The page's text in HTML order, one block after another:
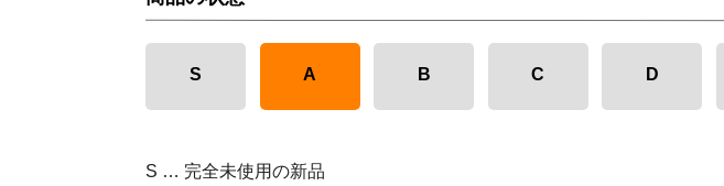
S A B C D
S … 完全未使用の新品